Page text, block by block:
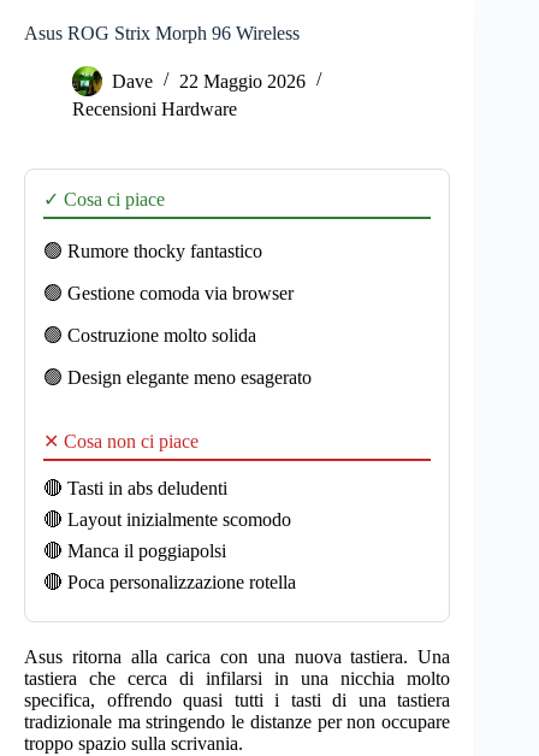
Asus ROG Strix Morph 96 Wireless
Dave
22 Maggio 2026
Recensioni Hardware
✓ Cosa ci piace
🟢 Rumore thocky fantastico
🟢 Gestione comoda via browser
🟢 Costruzione molto solida
🟢 Design elegante meno esagerato
✕ Cosa non ci piace
🔴 Tasti in abs deludenti
🔴 Layout inizialmente scomodo
🔴 Manca il poggiapolsi
🔴 Poca personalizzazione rotella
Asus ritorna alla carica con una nuova tastiera. Una
tastiera che cerca di infilarsi in una nicchia molto
specifica, offrendo quasi tutti i tasti di una tastiera
tradizionale ma stringendo le distanze per non occupare
troppo spazio sulla scrivania.